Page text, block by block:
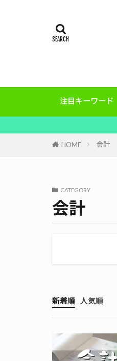
注目キーワード
HOME 会計
CATEGORY
会計
新着順 人気順